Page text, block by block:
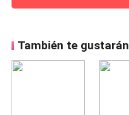
También te gustarán